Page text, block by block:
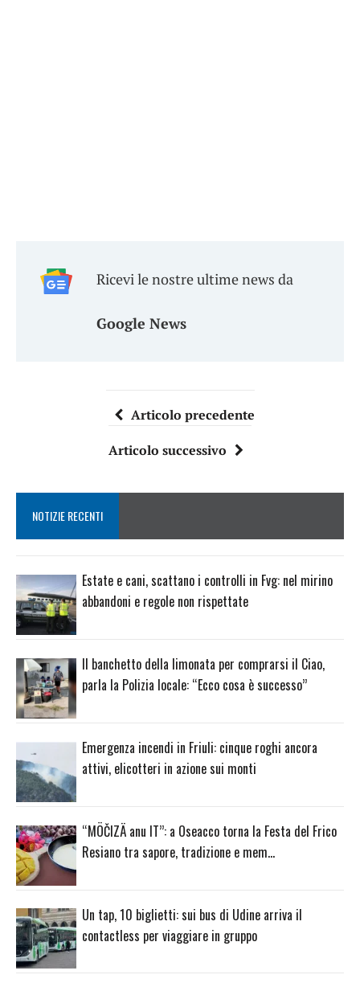
Ricevi le nostre ultime news da
Google News
Articolo precedente
Articolo successivo
NOTIZIE RECENTI
Estate e cani, scattano i controlli in Fvg: nel mirino
abbandoni e regole non rispettate
Il banchetto della limonata per comprarsi il Ciao,
parla la Polizia locale: “Ecco cosa è successo”
Emergenza incendi in Friuli: cinque roghi ancora
attivi, elicotteri in azione sui monti
“MÖČIZÄ anu IT”: a Oseacco torna la Festa del Frico
Resiano tra sapore, tradizione e mem…
Un tap, 10 biglietti: sui bus di Udine arriva il
contactless per viaggiare in gruppo